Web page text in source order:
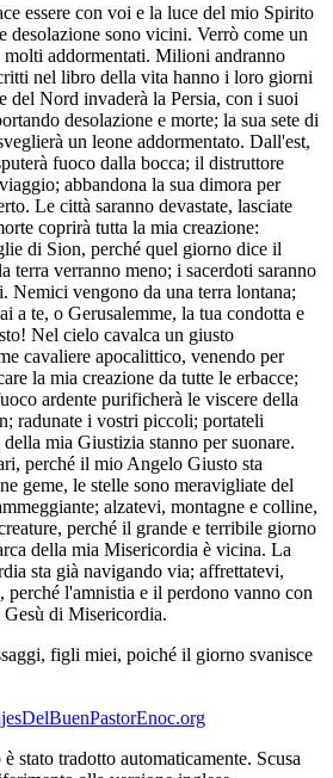
essere con voi e la luce del mio Spirito
desolazione sono vicini. Verrò come un
addormentati. Milioni andranno
nel libro della vita hanno i loro giorni
del Nord invaderà la Persia, con i suoi
desolazione e morte; la sua sete di
un leone addormentato. Dall'est,
fuoco dalla bocca; il distruttore
abbandona la sua dimora per
Le città saranno devastate, lasciate
coprirà tutta la mia creazione:
di Sion, perché quel giorno dice il
terra verranno meno; i sacerdoti saranno
Nemici vengono da una terra lontana;
a te, o Gerusalemme, la tua condotta e
Nel cielo cavalca un giusto
cavaliere apocalittico, venendo per
la mia creazione da tutte le erbacce;
ardente purificherà le viscere della
radunate i vostri piccoli; portateli
mia Giustizia stanno per suonare.
perché il mio Angelo Giusto sta
geme, le stelle sono meravigliate del
alzatevi, montagne e colline,
perché il grande e terribile giorno
della mia Misericordia è vicina. La
sta già navigando via; affrettatevi,
l'amnistia e il perdono vanno con
Gesù di Misericordia.
figli miei, poiché il giorno svanisce
stato tradotto automaticamente. Scusa